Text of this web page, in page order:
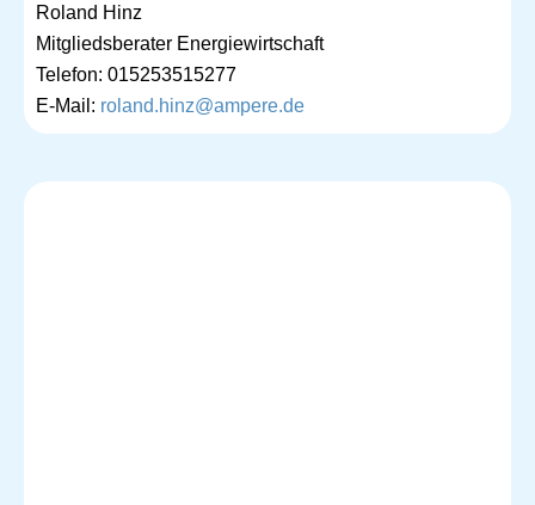
Roland Hinz
Mitgliedsberater Energiewirtschaft
Telefon: 015253515277
E-Mail: roland.hinz@ampere.de